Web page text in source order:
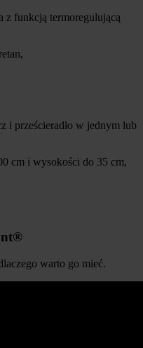
z funkcją termoregulującą
i prześcieradło w jednym lub
cm i wysokości do 35 cm,
warto go mieć.